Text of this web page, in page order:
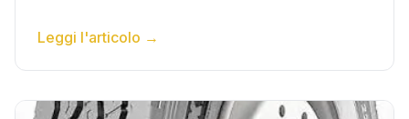
Leggi l'articolo →